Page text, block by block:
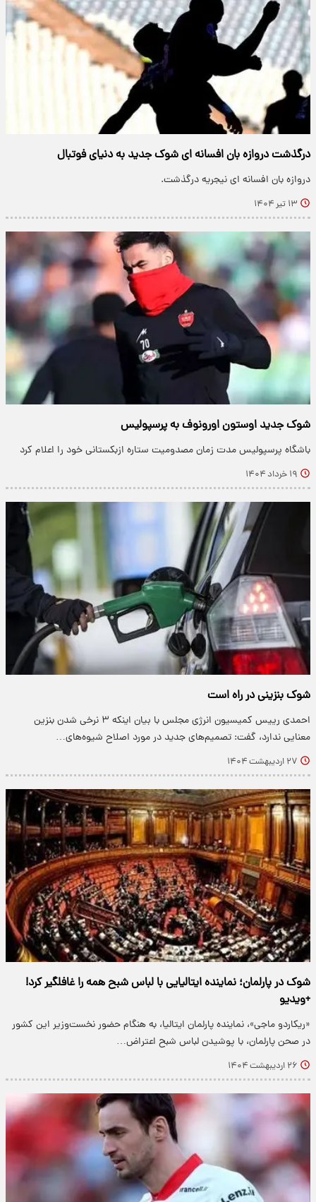
درگذشت دروازه بان افسانه ای شوک جدید به دنیای فوتبال
دروازه بان افسانه ای نیجریه درگذشت.
۱۳ تیر ۱۴۰۴
شوک جدید اوستون اورونوف به پرسپولیس
​باشگاه پرسپولیس مدت زمان مصدومیت ستاره ازبکستانی خود را اعلام کرد
۱۹ خرداد ۱۴۰۴
شوک بنزینی در راه است
احمدی رییس کمیسیون انرژی مجلس با بیان اینکه ۳ نرخی شدن بنزین
معنایی ندارد، گفت: تصمیم‌های جدید در مورد اصلاح شیوه‌های…
۲۷ اردیبهشت ۱۴۰۴
شوک در پارلمان؛ نماینده ایتالیایی با لباس شبح همه را غافلگیر کرد!
+ویدیو
«ریکاردو ماجی»، نماینده پارلمان ایتالیا، به هنگام حضور نخست‌وزیر این کشور
در صحن پارلمان، با پوشیدن لباس شبح اعتراض…
۲۶ اردیبهشت ۱۴۰۴